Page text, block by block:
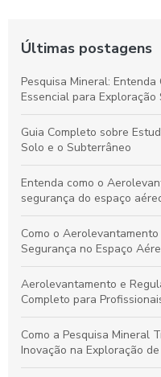
Últimas postagens
Pesquisa Mineral: Entenda
Essencial para
Guia Completo sobre
Solo e o Subterrâneo
Entenda como o
segurança do espaço
Como o
Segurança no Espaço
Aerolevantamento e
Completo para
Como a Pesquisa Mineral
Inovação na Exploração